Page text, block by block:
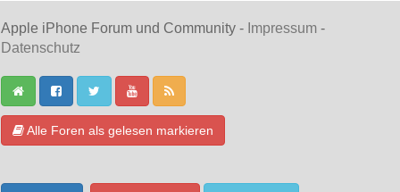
Apple iPhone Forum und Community - Impressum -
Datenschutz
Alle Foren als gelesen markieren